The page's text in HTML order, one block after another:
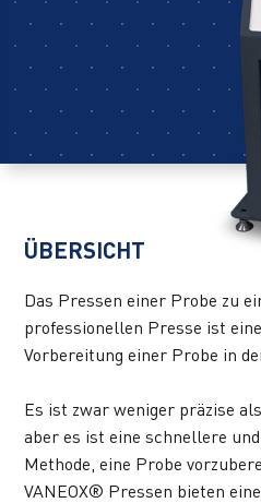
ÜBERSICHT
Das Pressen einer Probe zu
professionellen Presse ist
Vorbereitung einer Probe in
Es ist zwar weniger präzise
aber es ist eine schnellere
Methode, eine Probe
VANEOX® Pressen bieten